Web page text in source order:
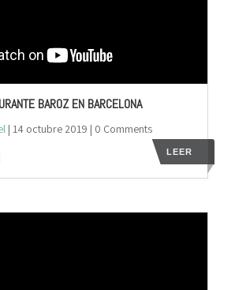
BAROZ EN BARCELONA
| 14 octubre 2019 | 0 Comments
LEER